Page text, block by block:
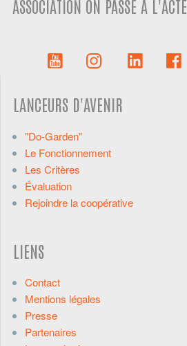
ASSOCIATION ON PASSE À L'ACTE
LANCEURS D'AVENIR
"Do-Garden"
Le Fonctionnement
Les Critères
Évaluation
Rejoindre la coopérative
LIENS
Contact
Mentions légales
Presse
Partenaires